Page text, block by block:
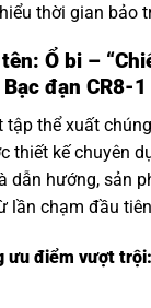
thời gian bảo
Ổ bi –
đạn CR8-1
tập thể xuất
thiết kế chuyên
dẫn hướng, sản
lần chạm đầu
ưu điểm vượt